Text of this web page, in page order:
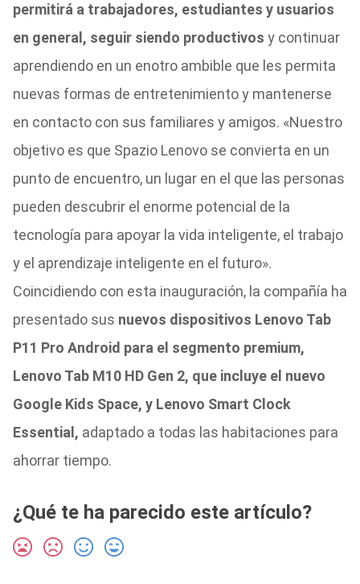
permitirá a trabajadores, estudiantes y usuarios
en general, seguir siendo productivos y continuar
aprendiendo en un enotro ambible que les permita
nuevas formas de entretenimiento y mantenerse
en contacto con sus familiares y amigos. «Nuestro
objetivo es que Spazio Lenovo se convierta en un
punto de encuentro, un lugar en el que las personas
pueden descubrir el enorme potencial de la
tecnología para apoyar la vida inteligente, el trabajo
y el aprendizaje inteligente en el futuro».
Coincidiendo con esta inauguración, la compañía ha
presentado sus nuevos dispositivos Lenovo Tab
P11 Pro Android para el segmento premium,
Lenovo Tab M10 HD Gen 2, que incluye el nuevo
Google Kids Space, y Lenovo Smart Clock
Essential, adaptado a todas las habitaciones para
ahorrar tiempo.
¿Qué te ha parecido este artículo?